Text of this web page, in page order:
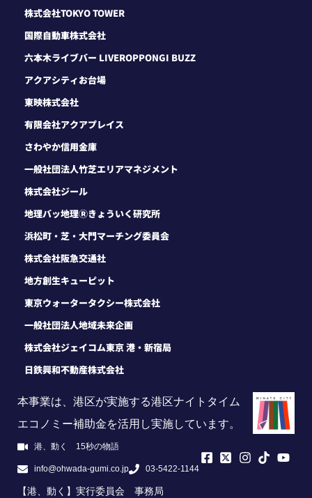
株式会社TOKYO TOWER
国際自動車株式会社
六本木ライブバー LIVEROPPONGI BUZZ
アクアシティお台場
東映株式会社
有限会社アクアプレイス
さわやか信用金庫
一般社団法人竹芝エリアマネジメント
株式会社ジール
地理バッ地理Ⓡきょういく研究所
浜松町・芝・大門マーチング委員会
株式会社阪急交通社
地方創生キューピット
東京ウォータータクシー株式会社
一般社団法人地域未来企画
株式会社ジェイコム東京 港・新宿局
日鉄興和不動産株式会社
本事業は、港区が実施する港区ナイトタイム
エコノミー補助金を活用し実施しています。
港、動く 15秒の物語
info@ohwada-gumi.co.jp 03-5422-1144
【港、動く】実行委員会 事務局